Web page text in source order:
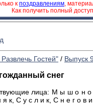
к поздравлениям,
Как получить полный
Гостей" / Выпуск
снег
лица: М ы ш о н о
я к, С у с л и к, С н е г о в